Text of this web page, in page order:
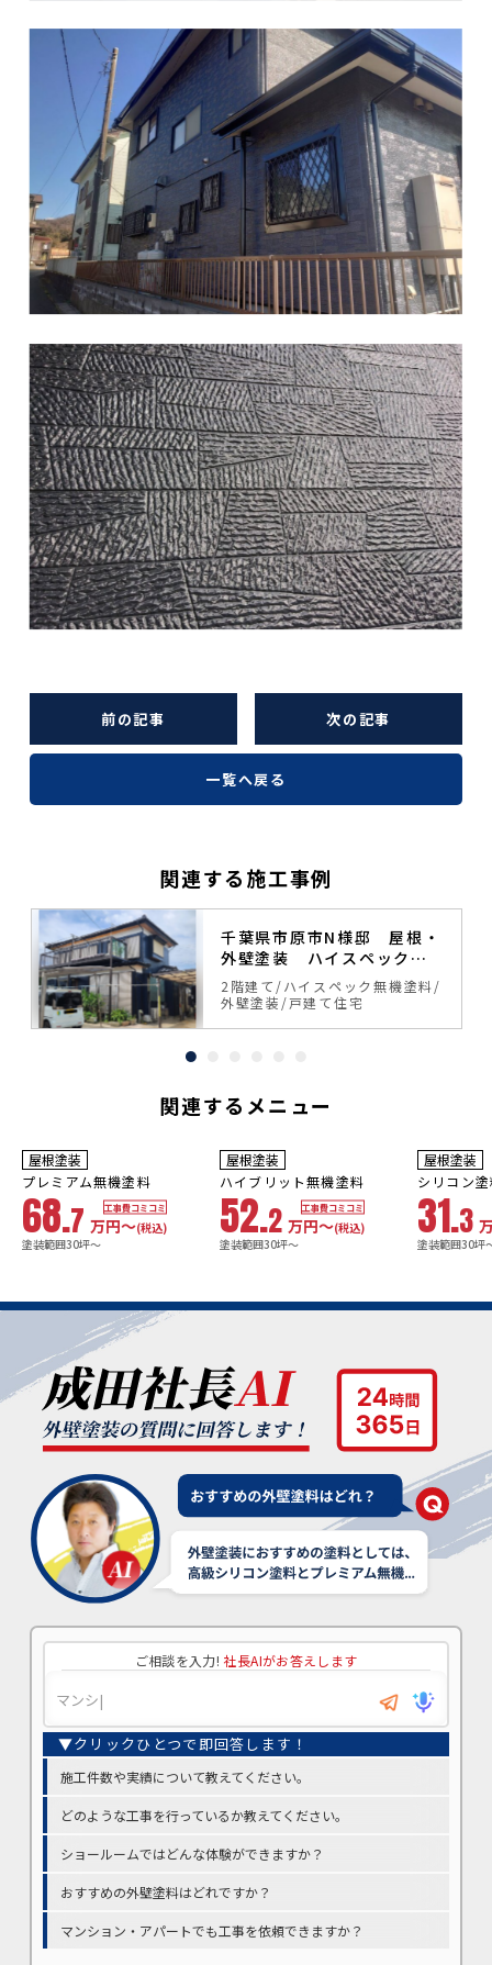
前の記事 次の記事
一覧へ戻る
関連する施工事例
千葉県市原市N様邸 屋根・
外壁塗装 ハイスペック無
機塗料
2階建て
ハイスペック無機塗料
外壁塗装 戸建て住宅
関連するメニュー
耐用年数
18~23年
屋根塗装
プレミアム無機塗料
68.7 万円〜(税込)
工事費コミコミ
塗装範囲30坪～
耐用年数
13~18年
屋根塗装
ハイブリット無機塗料
52.2 万円〜(税込)
工事費コミコミ
塗装範囲30坪～
耐用年数
8年
屋根塗装
シリコン
31.3
塗装範囲30坪
ご相談を入力! 社長AIがお答えします
施工件数や実績について教えてください。
どのような工事を行っているか教えてください。
ショールームではどんな体験ができますか？
おすすめの外壁塗料はどれですか？
マンション・アパートでも工事を依頼できますか？